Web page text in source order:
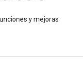
y mejoras